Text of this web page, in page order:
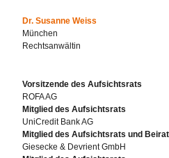
Dr. Susanne Weiss
München
Rechtsanwältin
Vorsitzende des Aufsichtsrats
ROFA AG
Mitglied des Aufsichtsrats
UniCredit Bank AG
Mitglied des Aufsichtsrats und
Giesecke & Devrient GmbH